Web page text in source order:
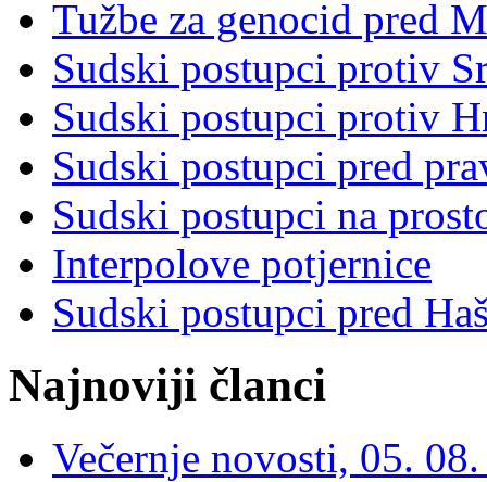
Tužbe za genocid pred
Sudski postupci protiv
Sudski postupci protiv
Sudski postupci pred
Sudski postupci na
Interpolove potjernice
Sudski postupci pred
Najnoviji članci
Večernje novosti, 05.